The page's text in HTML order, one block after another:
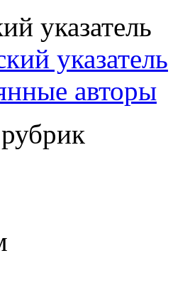
указатель
указатель
авторы